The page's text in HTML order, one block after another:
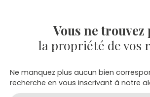
Vous ne trouvez
la propriété de vos
Ne manquez plus aucun bien
recherche en vous inscrivant à notre